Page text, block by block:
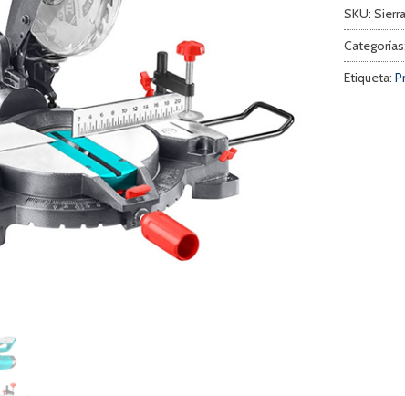
Servicio Técnico
Contacto
Búsqueda
de
productos
SKU:
Categorías:
Etiqueta: